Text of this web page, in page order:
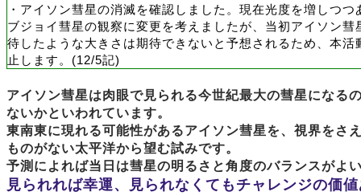
・アイソン彗星の消滅を確認しました。現在光度を増しつつ
ブジョイ彗星の観察に変更を考えましたが、当初アイソン彗
待したような大きさは期待できない と予想されるため、本活
止します。 (12/5記)
アイソン彗星は肉眼で見られる今世紀最大の彗星になる
ないかといわれています。
東南東に現れる可能性があるアイソン彗星を、視界をさ
ものがない太平洋から望む試みです。
予測によれば当日は彗星の明るさと角度のバランスがよ
見られれば幸運、見られなくてもチャレンジの価